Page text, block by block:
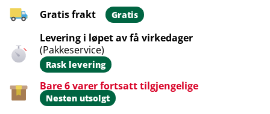
Gratis frakt Gratis
Levering i løpet av få virkedager
(Pakkeservice)
Rask levering
Bare 6 varer fortsatt tilgjengelige
Nesten utsolgt